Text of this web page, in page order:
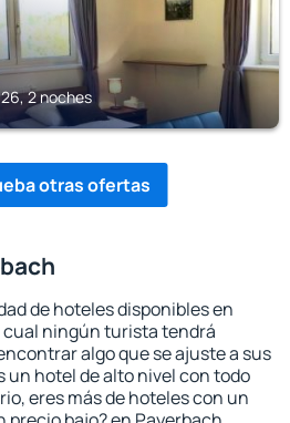
2 noches
otras ofertas
de hoteles disponibles en
cual ningún turista tendrá
algo que se ajuste a sus
un hotel de alto nivel con todo
eres más de hoteles con un